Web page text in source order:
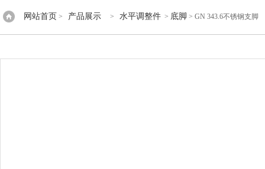
网站首页 > 产品展示 > 水平调整件 > 底脚 > GN 343.6不锈钢支脚